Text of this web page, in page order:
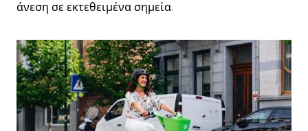
άνεση σε εκτεθειμένα σημεία.